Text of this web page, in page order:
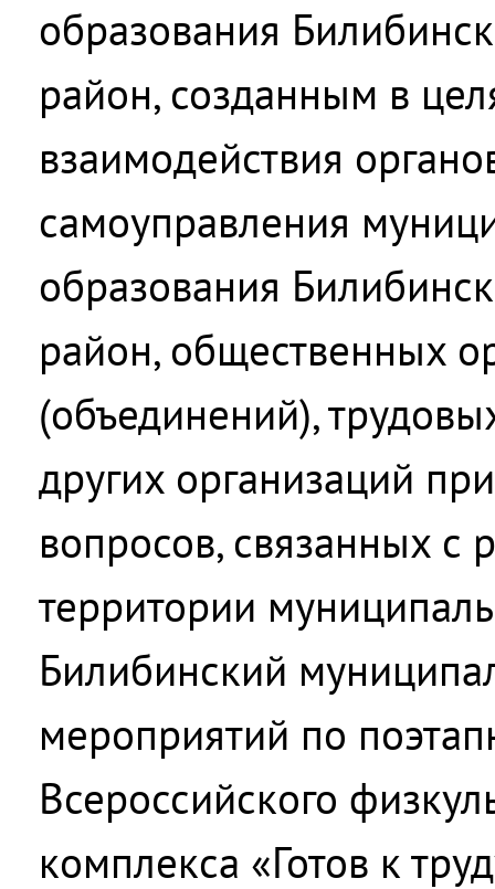
образования
район, созданным в
взаимодействия
самоуправления
образования
район, общественных
(объединений),
других организаций
вопросов, связанных с
территории
Билибинский
мероприятий по
Всероссийского
комплекса «Готов к